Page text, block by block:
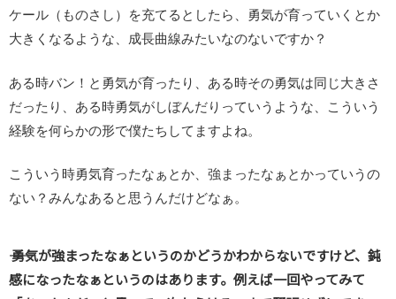
ケール（ものさし）を充てるとしたら、勇気が育っていくとか
大きくなるような、成長曲線みたいなのないですか？
ある時バン！と勇気が育ったり、ある時その勇気は同じ大きさ
だったり、ある時勇気がしぼんだりっていうような、こういう
経験を何らかの形で僕たちしてますよね。
こういう時勇気育ったなぁとか、強まったなぁとかっていうの
ない？みんなあると思うんだけどなぁ。
―― 勇気が強まったなぁというのかどうかわからないですけど、鈍
感になったなぁというのはあります。例えば一回やってみて